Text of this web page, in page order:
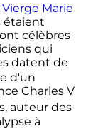
Vierge Marie
étaient
célèbres
qui
datent de
d'un
Charles V
auteur des
à